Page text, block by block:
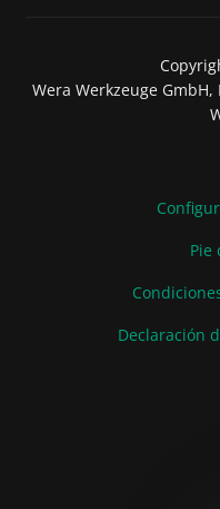
Wera Werkzeuge
Pie
Declaración